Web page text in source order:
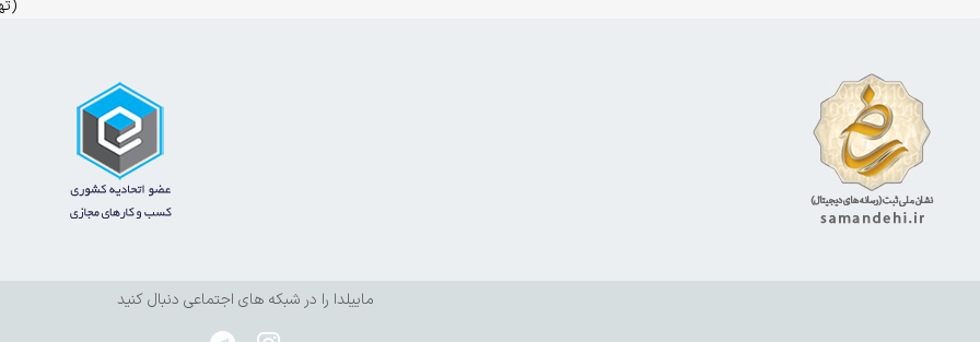
ماییلدا را در شبکه های اجتماعی دنبال کنید